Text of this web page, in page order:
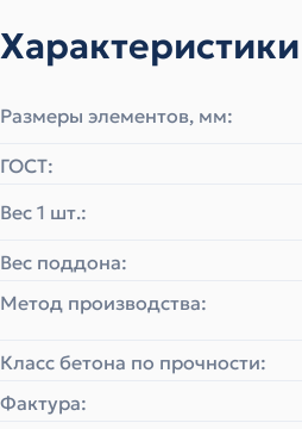
Характеристики
Размеры элементов, мм:
ГОСТ:
Вес 1 шт.:
Вес поддона:
Метод производства:
Класс бетона по прочности:
Фактура: